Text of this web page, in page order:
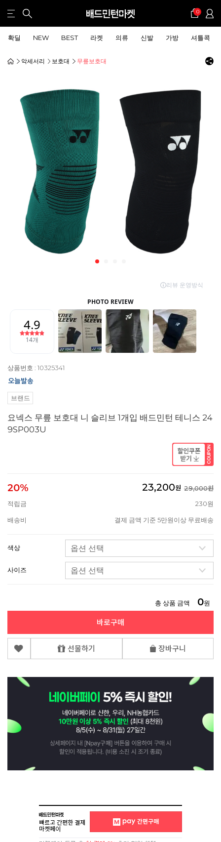
0
확딜 NEW BEST 라켓 의류 신발 가방 셔틀콕
악세서리 보호대 무릎보호대
상품번호 : 10325341
브랜드
요넥스 무릎 보호대 니 슬리브 1개입 배드민턴 테니스 24
9SP003U
20% 23,200원 29,000원
적립금
230원
배송비 결제 금액 기준 5만원이상 무료배송
색상
사이즈
총 상품 금액 0원
바로구매
선물하기 장바구니